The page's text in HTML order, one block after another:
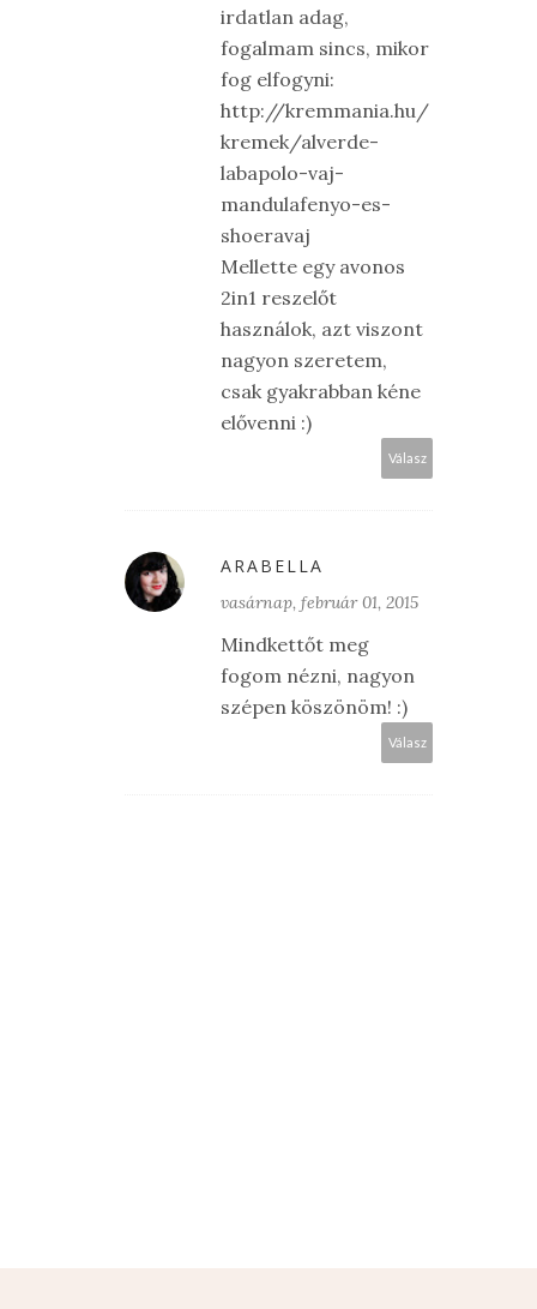
irdatlan adag,
fogalmam sincs, mikor
fog elfogyni:
http://kremmania.hu/
kremek/alverde-
labapolo-vaj-
mandulafenyo-es-
shoeravaj
Mellette egy avonos
2in1 reszelőt
használok, azt viszont
nagyon szeretem,
csak gyakrabban kéne
elővenni :)
Válasz
ARABELLA
vasárnap, február 01, 2015
Mindkettőt meg
fogom nézni, nagyon
szépen köszönöm! :)
Válasz